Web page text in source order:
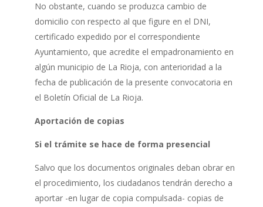
No obstante, cuando se produzca cambio de
domicilio con respecto al que figure en el DNI,
certificado expedido por el correspondiente
Ayuntamiento, que acredite el empadronamiento en
algún municipio de La Rioja, con anterioridad a la
fecha de publicación de la presente convocatoria en
el Boletín Oficial de La Rioja.
Aportación de copias
Si el trámite se hace de forma presencial
Salvo que los documentos originales deban obrar en
el procedimiento, los ciudadanos tendrán derecho a
aportar -en lugar de copia compulsada- copias de